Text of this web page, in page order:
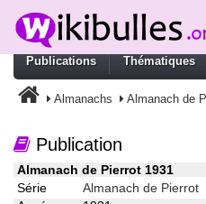
Publications Thématiques
Almanachs Almanach de
Publication
Almanach de Pierrot 1931
Série
Almanach de Pierrot